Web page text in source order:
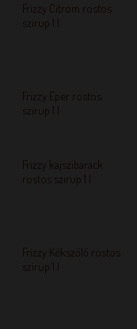
Frizzy Citrom rostos
szirup 1 l
Frizzy Eper rostos
szirup 1 l
Frizzy kajszibarack
rostos szirup 1 l
Frizzy Kékszőlő rostos
szirup 1 l